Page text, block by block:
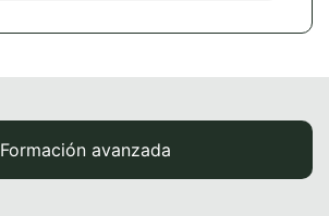
Formación avanzada